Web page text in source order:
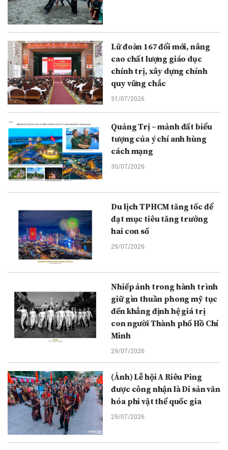
Lữ đoàn 167 đổi mới, nâng
cao chất lượng giáo dục
chính trị, xây dựng chính
quy vững chắc
31/07/2026
Quảng Trị – mảnh đất biểu
tượng của ý chí anh hùng
cách mạng
30/07/2026
Du lịch TPHCM tăng tốc để
đạt mục tiêu tăng trưởng
hai con số
29/07/2026
Nhiếp ảnh trong hành trình
giữ gìn thuần phong mỹ tục
đến khẳng định hệ giá trị
con người Thành phố Hồ Chí
Minh
29/07/2026
(Ảnh) Lễ hội A Riêu Ping
được công nhận là Di sản văn
hóa phi vật thể quốc gia
29/07/2026